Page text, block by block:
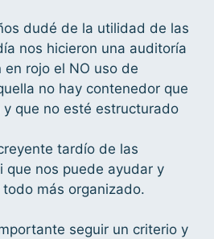
dudé de la utilidad de las
nos hicieron una auditoría
en rojo el NO uso de
no hay contenedor que
que no esté estructurado
tardío de las
que nos puede ayudar y
más organizado.
seguir un criterio y